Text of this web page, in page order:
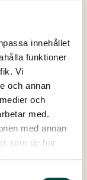
innehållet
funktioner
Vi
och annan
och
med.
med annan
som de har
svar om